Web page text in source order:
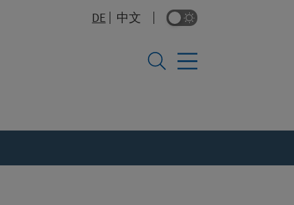
DE 中文
SEITE AUF 中文 (中国) ANZEIGEN
Dunkelmodus-